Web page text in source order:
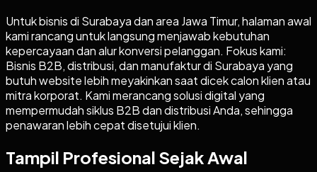
Untuk bisnis di Surabaya dan area Jawa Timur, halaman awal
kami rancang untuk langsung menjawab kebutuhan
kepercayaan dan alur konversi pelanggan. Fokus kami:
Bisnis B2B, distribusi, dan manufaktur di Surabaya yang
butuh website lebih meyakinkan saat dicek calon klien atau
mitra korporat. Kami merancang solusi digital yang
mempermudah siklus B2B dan distribusi Anda, sehingga
penawaran lebih cepat disetujui klien.
Tampil Profesional Sejak Awal